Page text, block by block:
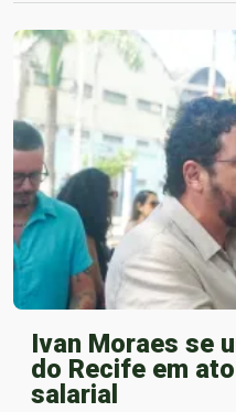
Ivan Moraes se
do Recife em
salarial